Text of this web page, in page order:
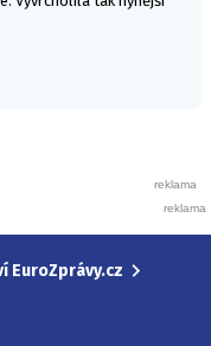
EuroZprávy.cz